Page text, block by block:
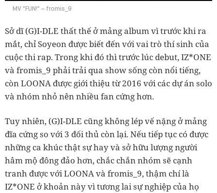
MV "FUN!" – fromis_9
Sở dĩ (G)I-DLE thất thế ở mảng album vì trước khi ra
mắt, chỉ Soyeon được biết đến với vai trò thí sinh của
cuộc thi rap. Trong khi đó thì trước lúc debut, IZ*ONE
và fromis_9 phải trải qua show sống còn nổi tiếng,
còn LOONA được giới thiệu từ 2016 với các dự án solo
và nhóm nhỏ nên nhiều fan cứng hơn.
Tuy nhiên, (G)I-DLE cũng không lép vế nặng ở mảng
đĩa cứng so với 3 đối thủ còn lại. Nếu tiếp tục có được
những ca khúc thật sự hay và sở hữu lượng người
hâm mộ đông đảo hơn, chắc chắn nhóm sẽ cạnh
tranh được với LOONA và fromis_9, thậm chí là
IZ*ONE ở khoản này vì tương lai sự nghiệp của họ